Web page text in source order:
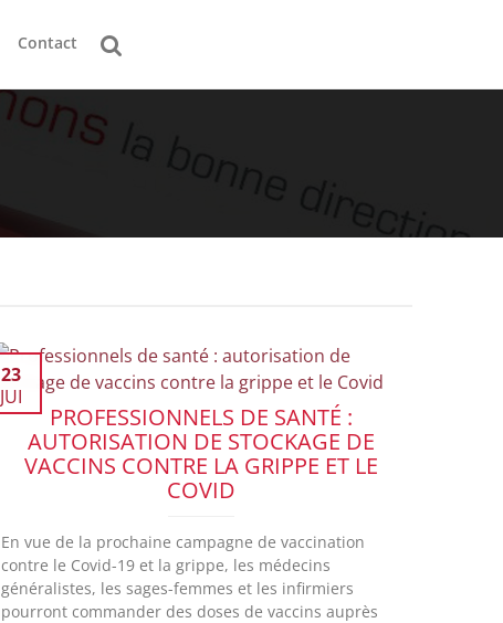
Contact
PROFESSIONNELS DE SANTÉ :
AUTORISATION DE STOCKAGE DE
VACCINS CONTRE LA GRIPPE ET LE
COVID
23
JUI
En vue de la prochaine campagne de vaccination
contre le Covid-19 et la grippe, les médecins
généralistes, les sages-femmes et les infirmiers
pourront commander des doses de vaccins auprès